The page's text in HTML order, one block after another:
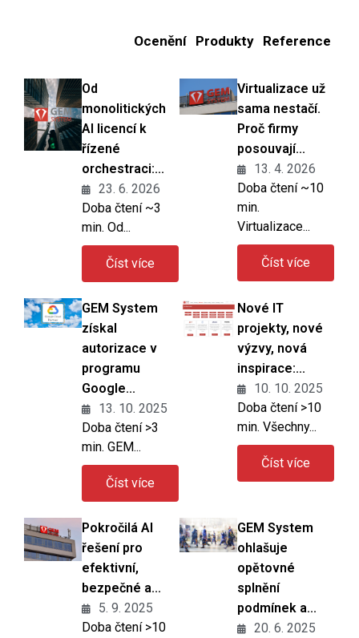
Ocenění Produkty Reference
Od
monolitických
AI licencí k
řízené
orchestraci:...
23. 6. 2026
Doba čtení ~3
min. Od...
Číst více
Virtualizace už
sama nestačí.
Proč firmy
posouvají...
13. 4. 2026
Doba čtení ~10
min.
Virtualizace...
Číst více
GEM System
získal
autorizace v
programu
Google...
13. 10. 2025
Doba čtení >3
min. GEM...
Číst více
Nové IT
projekty, nové
výzvy, nová
inspirace:...
10. 10. 2025
Doba čtení >10
min. Všechny...
Číst více
Pokročilá AI
řešení pro
efektivní,
bezpečné a...
5. 9. 2025
Doba čtení >10
GEM System
ohlašuje
opětovné
splnění
podmínek a...
20. 6. 2025